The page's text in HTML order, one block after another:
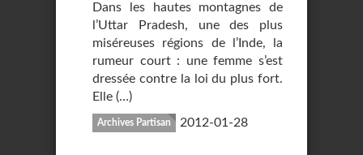
Dans les hautes montagnes de
l’Uttar Pradesh, une des plus
miséreuses régions de l’Inde, la
rumeur court : une femme s’est
dressée contre la loi du plus fort.
Elle (…)
Archives Partisan 2012-01-28